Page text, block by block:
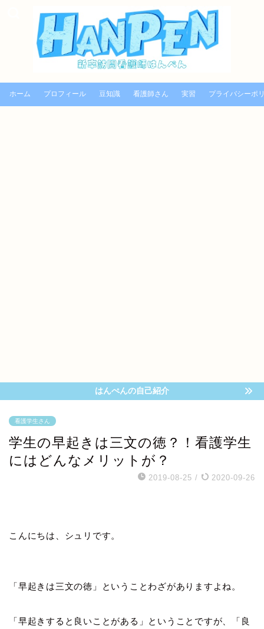
ホーム プロフィール 豆知識 看護師さん 実習 プライバシーポ
はんぺんの自己紹介
看護学生さん
学生の早起きは三文の徳？！看護学生
にはどんなメリットが？
2019-08-25 / 2020-09-26
こんにちは、シュリです。
「早起きは三文の徳」ということわざがありますよね。
「早起きすると良いことがある」ということですが、「良